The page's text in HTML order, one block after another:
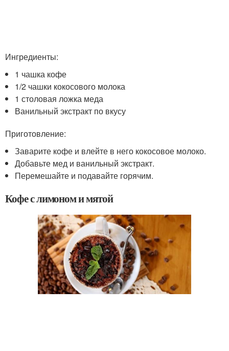
Ингредиенты:
1 чашка кофе
1/2 чашки кокосового молока
1 столовая ложка меда
Ванильный экстракт по вкусу
Приготовление:
Заварите кофе и влейте в него кокосовое молоко.
Добавьте мед и ванильный экстракт.
Перемешайте и подавайте горячим.
Кофе с лимоном и мятой